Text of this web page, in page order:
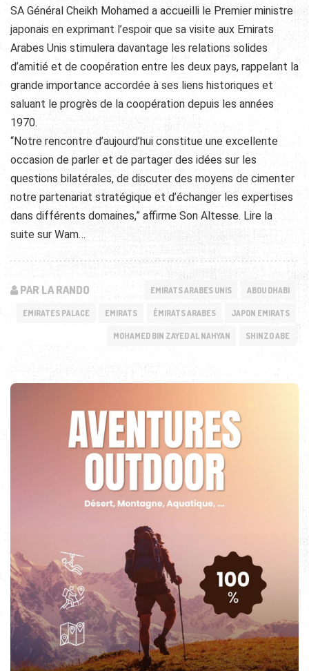
SA Général Cheikh Mohamed a accueilli le Premier ministre
japonais en exprimant l’espoir que sa visite aux Emirats
Arabes Unis stimulera davantage les relations solides
d’amitié et de coopération entre les deux pays, rappelant la
grande importance accordée à ses liens historiques et
saluant le progrès de la coopération depuis les années
1970.
“Notre rencontre d’aujourd’hui constitue une excellente
occasion de parler et de partager des idées sur les
questions bilatérales, de discuter des moyens de cimenter
notre partenariat stratégique et d’échanger les expertises
dans différents domaines,” affirme Son Altesse. Lire la
suite sur Wam…
PAR LA RANDO EMIRATS ARABES UNIS ABOU DHABI
EMIRATES PALACE EMIRATS ÉMIRATS ARABES JAPON EMIRATS
MOHAMED BIN ZAYED AL NAHYAN SHINZO ABE